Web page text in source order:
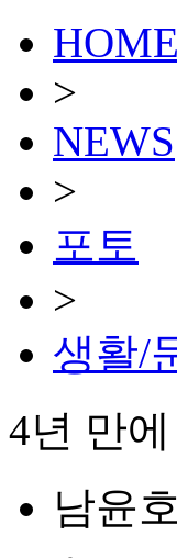
HOME
>
NEWS
>
포토
>
생활/
4년 만
남윤